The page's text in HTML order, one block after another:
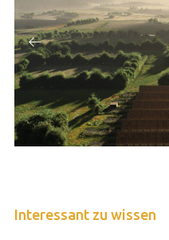
Interessant zu wissen